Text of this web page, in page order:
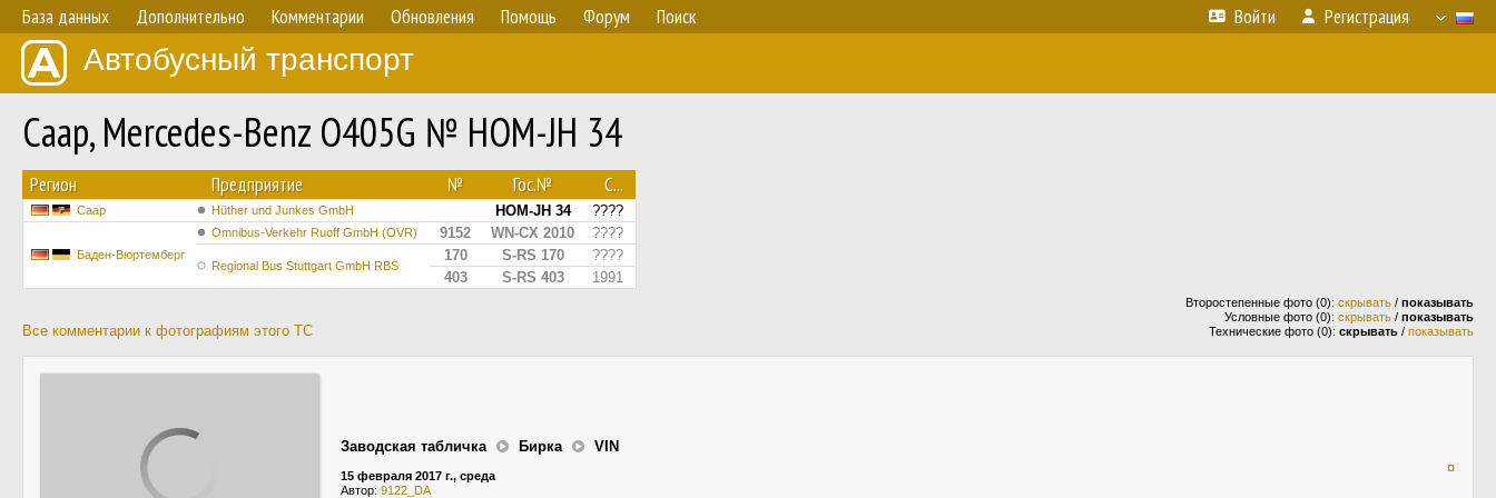
База данных Дополнительно Комментарии Обновления Помощь Форум Поиск Войти Регистрация
Автобусный транспорт
Саар, Mercedes-Benz O405G № HOM-JH 34
Регион Предприятие № Гос.№ С...
Саар Hüther und Junkes GmbH HOM-JH 34 ????
Баден-Вюртемберг
Omnibus-Verkehr Ruoff GmbH (OVR) 9152 WN-CX 2010 ????
Regional Bus Stuttgart GmbH RBS
170 S-RS 170
????
403
S-RS 403 1991
Все комментарии к фотографиям этого ТС
Второстепенные фото (0): скрывать / показывать
Условные фото (0): скрывать / показывать
Технические фото (0): скрывать / показывать
Заводская табличка Бирка VIN
15 февраля 2017 г., среда
Автор: 9122_DA
¤